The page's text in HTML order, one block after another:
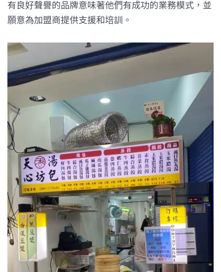
有良好聲譽的品牌意味著他們有成功的業務模式，並
願意為加盟商提供支援和培訓。